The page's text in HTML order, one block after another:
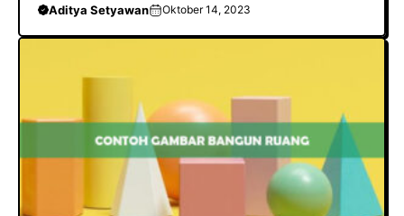
Aditya Setyawan Oktober 14, 2023